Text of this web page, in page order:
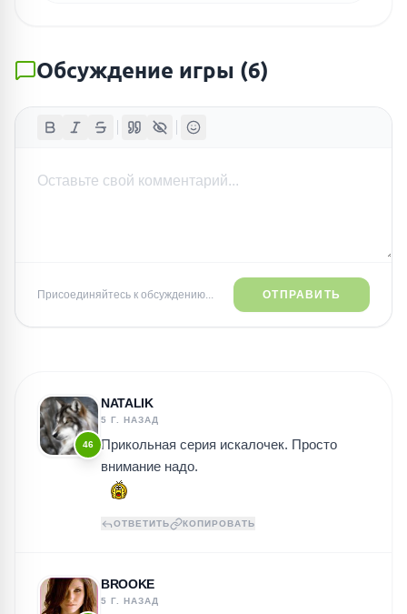
Обсуждение игры (6)
Присоединяйтесь к обсуждению... ОТПРАВИТЬ
46
NATALIK
5 Г. НАЗАД
Прикольная серия искалочек. Просто
внимание надо.
ОТВЕТИТЬ КОПИРОВАТЬ
BROOKE
5 Г. НАЗАД